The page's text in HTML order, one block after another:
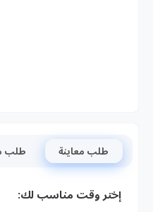
طلب معاينة طلب
إختر وقت مناسب لك: